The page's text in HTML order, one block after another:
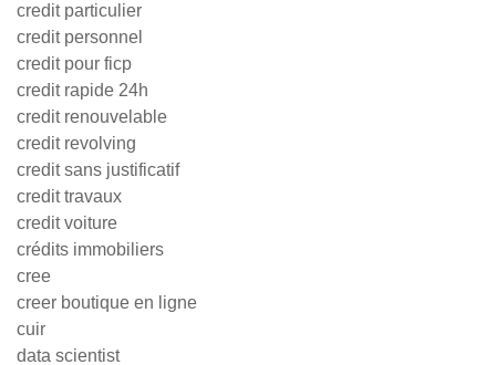
credit particulier
credit personnel
credit pour ficp
credit rapide 24h
credit renouvelable
credit revolving
credit sans justificatif
credit travaux
credit voiture
crédits immobiliers
cree
creer boutique en ligne
cuir
data scientist